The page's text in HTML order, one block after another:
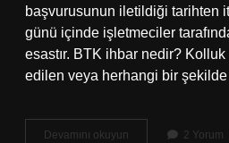
başvurusunun iletildiği tarihten
günü içinde işletmeciler
esastır. BTK ihbar nedir?
edilen veya herhangi bir
Devamını okuyun 2 Yorum